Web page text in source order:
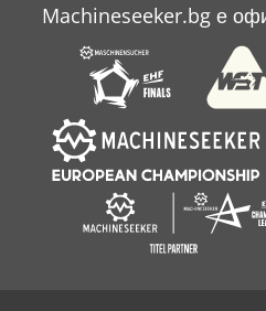
Machineseeker.bg е